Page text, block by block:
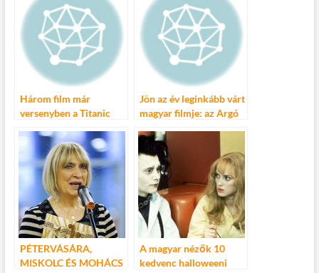
Budapest!
Három film már
versenyben a Titanic
Jön az év leginkább várt
magyar filmje: az Argó
PÉTERVÁSÁRA,
MISKOLC ÉS MOHÁCS
A magyar nézők 10
kedvenc halloweeni